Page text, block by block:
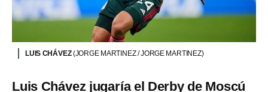
LUIS CHÁVEZ(JORGE MARTINEZ / JORGE MARTINEZ)
Luis Chávez jugaría el Derby de Moscú